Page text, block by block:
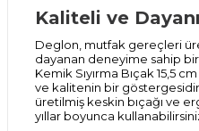
Kaliteli ve
Deglon, mutfak gereçleri
dayanan deneyime sahip
Kemik Sıyırma Bıçak 15,5
ve kalitenin bir
üretilmiş keskin bıçağı ve
yıllar boyunca